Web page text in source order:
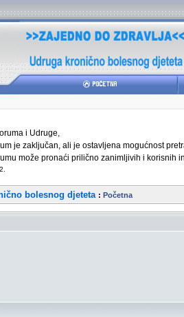
i Udruge,
je zaključan, ali je ostavljena mogućnost
može pronaći prilično zanimljivih i korisnih
bolesnog djeteta : Početna